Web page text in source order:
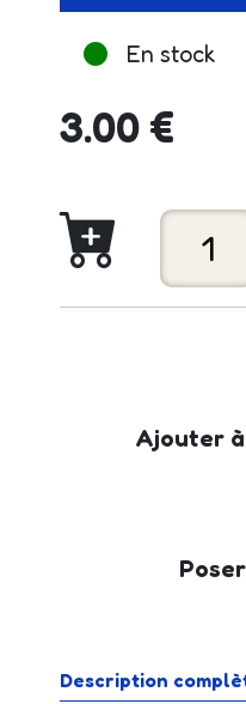
En stock
3.00 €
Ajouter
Description